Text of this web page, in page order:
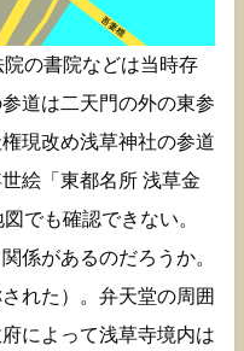
の書院などは当時存
道は二天門の外の東参
現改め浅草神社の参道
絵「東都名所 浅草金
でも確認できない。
係があるのだろうか。
れた）。弁天堂の周囲
によって浅草寺境内は